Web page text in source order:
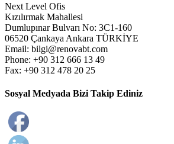
Next Level Ofis
Kızılırmak Mahallesi
Dumlupınar Bulvarı No: 3C1-160
06520 Çankaya Ankara TÜRKİYE
Email: bilgi@renovabt.com
Phone: +90 312 666 13 49
Fax: +90 312 478 20 25
Sosyal Medyada Bizi Takip Ediniz